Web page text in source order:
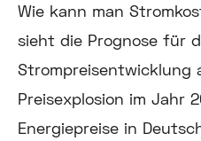
Wie kann man
sieht die Prognose für
Strompreisentwicklung
Preisexplosion im Jahr
Energiepreise in